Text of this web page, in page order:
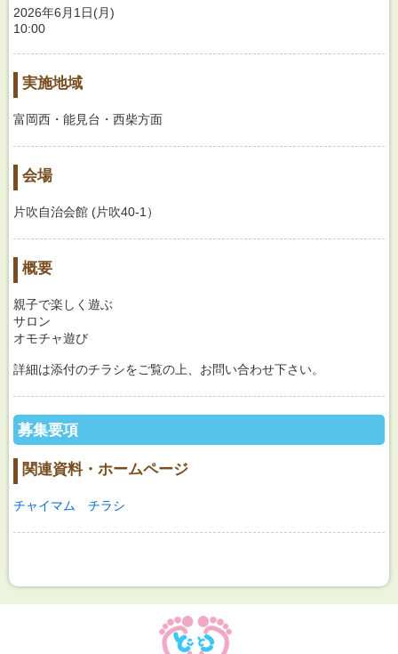
2026年6月1日(月)
10:00
実施地域
富岡西・能見台・西柴方面
会場
片吹自治会館 (片吹40-1）
概要
親子で楽しく遊ぶ
サロン
オモチャ遊び
詳細は添付のチラシをご覧の上、お問い合わせ下さい。
募集要項
関連資料・ホームページ
チャイマム チラシ